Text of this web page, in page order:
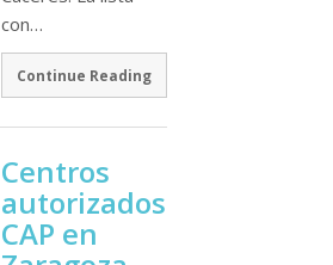
con…
Continue Reading
Centros
autorizados
CAP en